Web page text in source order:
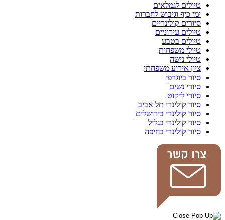
טיולים לגמלאים
ימי כיף וגיבוש לחברות
סיורים קולינריים
טיולים עירוניים
טיולים בטבע
טיולי משפחות
טיולי נישה
ציון אירוע משפחתי
סיור ביוגרפי
סיורי נשים
סיורי ליקוט
סיור קולינרי תל אביב
סיור קולינרי בירושלים
סיור קולינרי בגליל
סיור קולינרי בחיפה